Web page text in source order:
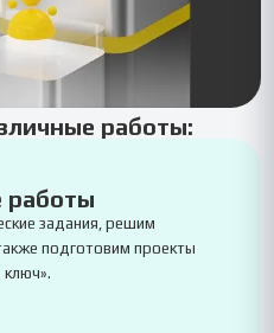
работы:
задания, решим
подготовим проекты
ключ».